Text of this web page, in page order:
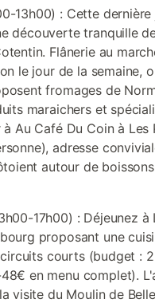
13h00) : Cette dernière
découverte tranquille
Flânerie au
le jour de la semaine,
fromages de
maraichers et
Au Café Du Coin à Les
adresse
autour de
17h00) : Déjeunez à
proposant une
courts (budget :
en menu complet).
visite du Moulin de